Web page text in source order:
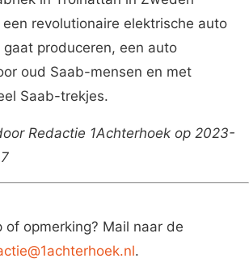
revolutionaire elektrische auto
gaat produceren, een auto
oud Saab-mensen en met
Saab-trekjes.
Redactie 1Achterhoek op 2023-
of opmerking? Mail naar de
.